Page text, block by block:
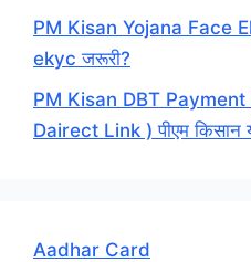
PM Kisan Yojana Face
ekyc जरूरी?
PM Kisan DBT
Dairect Link ) पीएम
Aadhar Card